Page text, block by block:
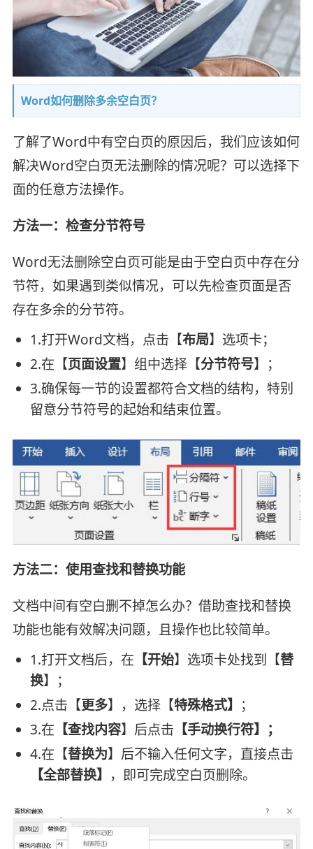
Word如何删除多余空白页？
了解了Word中有空白页的原因后，我们应该如何
解决Word空白页无法删除的情况呢？可以选择下
面的任意方法操作。
方法一：检查分节符号
Word无法删除空白页可能是由于空白页中存在分
节符，如果遇到类似情况，可以先检查页面是否
存在多余的分节符。
1.打开Word文档，点击【布局】选项卡；
2.在【页面设置】组中选择【分节符号】；
3.确保每一节的设置都符合文档的结构，特别
留意分节符号的起始和结束位置。
方法二：使用查找和替换功能
文档中间有空白删不掉怎么办？借助查找和替换
功能也能有效解决问题，且操作也比较简单。
1.打开文档后，在 【开始】选项卡处找到【替
换】；
2.点击【更多】，选择【特殊格式】
；
3.在 【查找内容】后点击 【手动换行符】；
4.在【替换为】后不输入任何文字，直接点击
【全部替换】
，即可完成空白页删除。